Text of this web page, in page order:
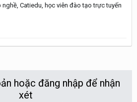
Catiedu, học viên đào tạo trực tuyến
hoặc đăng nhập để nhận
xét